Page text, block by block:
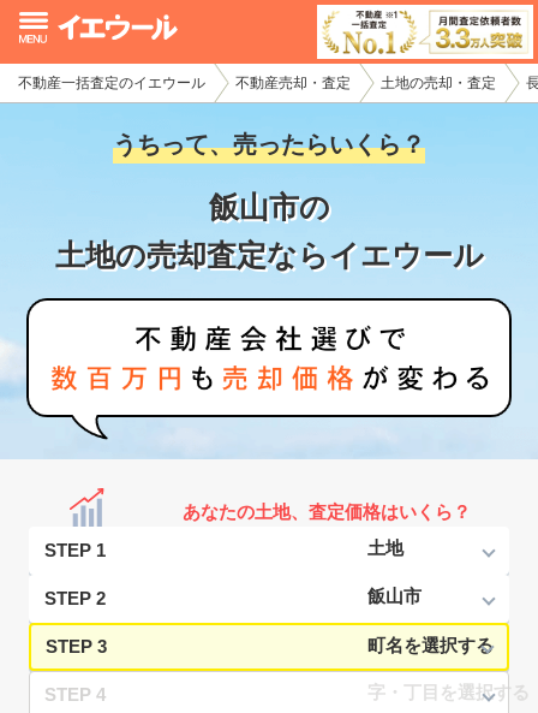
不動産一括査定のイエウール 不動産売却・査定 土地の売却・査定
うちって、売ったらいくら？
飯山市の
土地の売却査定ならイエウール
あなたの土地、査定価格はいくら？
STEP 1
STEP 2
STEP 3
STEP 4
イエウール加盟希望の不動産会社様
初めての方へ
不動産の売却・一括査定
家査定シミュレーター
お問い合わせ